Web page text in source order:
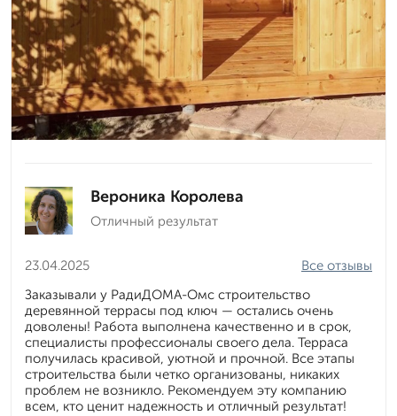
Вероника Королева
Отличный результат
23.04.2025
Все отзывы
Заказывали у РадиДОМА-Омс строительство
деревянной террасы под ключ — остались очень
доволены! Работа выполнена качественно и в срок,
специалисты профессионалы своего дела. Терраса
получилась красивой, уютной и прочной. Все этапы
строительства были четко организованы, никаких
проблем не возникло. Рекомендуем эту компанию
всем, кто ценит надежность и отличный результат!